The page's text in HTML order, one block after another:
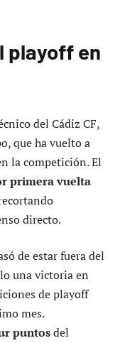
playoff en
del Cádiz CF,
que ha vuelto a
la competición. El
primera vuelta
directo.
de estar fuera del
una victoria en
de playoff
mes.
puntosdel